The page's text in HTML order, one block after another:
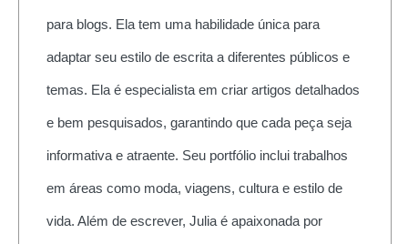
para blogs. Ela tem uma habilidade única para
adaptar seu estilo de escrita a diferentes públicos e
temas. Ela é especialista em criar artigos detalhados
e bem pesquisados, garantindo que cada peça seja
informativa e atraente. Seu portfólio inclui trabalhos
em áreas como moda, viagens, cultura e estilo de
vida. Além de escrever, Julia é apaixonada por